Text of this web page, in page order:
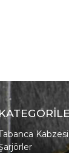
Kabzesi